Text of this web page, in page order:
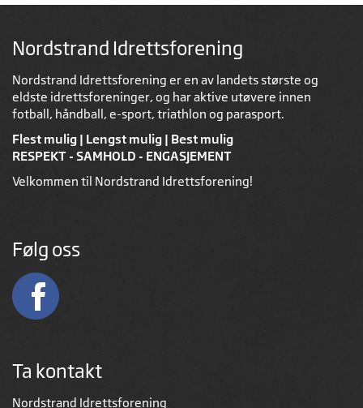
Nordstrand Idrettsforening
Nordstrand Idrettsforening er en av landets største og
eldste idrettsforeninger, og har aktive utøvere innen
fotball, håndball, e-sport, triathlon og parasport.
Flest mulig | Lengst mulig | Best mulig
RESPEKT - SAMHOLD - ENGASJEMENT
Velkommen til Nordstrand Idrettsforening!
Følg oss
Ta kontakt
Nordstrand Idrettsforening